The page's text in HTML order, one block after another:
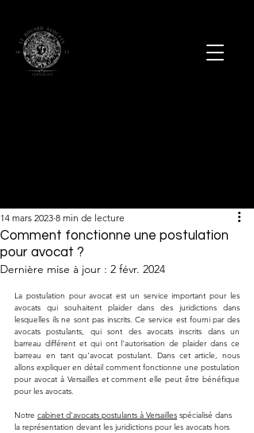
Comment fonctionne une postulation
pour avocat ?
14 mars 2023 8 min de lecture
Dernière mise à jour : 2 févr. 2024
La postulation pour avocat est un service important pour les
avocats qui souhaitent plaider dans des juridictions dans
lesquelles ils ne sont pas inscrits. Ce service est fourni par des
avocats postulants, qui sont des avocats inscrits dans un
barreau différent et qui ont l'autorisation de plaider dans ce
barreau en tant qu'avocat postulant. Dans cet article, nous
allons expliquer en détail comment fonctionne une postulation
pour avocat à Versailles et comment elle peut être bénéfique
pour les avocats.
Notre cabinet d'avocats postulants à Versailles spécialisé dans
la représentation devant les juridictions pour les avocats hors